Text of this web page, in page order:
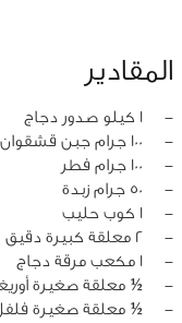
المقادير
‏-
1 كيلو صدور دجاج
‏-
100 جرام جبن قشقوان
‏-
100 جرام فطر
‏-
50 جرام زبدة
‏-
1 كوب حليب
‏-
2 معلقة كبيرة دقيق
‏-
1 مكعب مرقة دجاج
‏-
½ معلقة صغيرة
‏-
½ معلقة صغيرة